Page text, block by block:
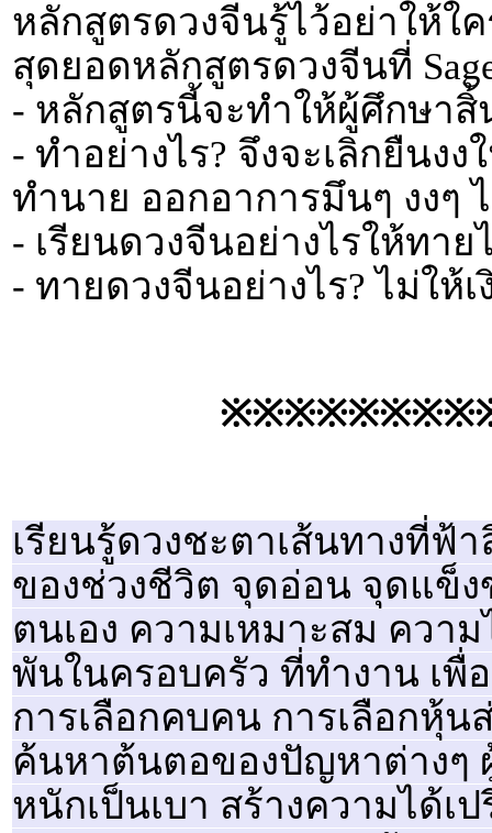
หลักสูตรดวงจีนรู้ไว้อย่าให้ใ
สุดยอดหลักสูตรดวงจีนที่
- หลักสูตรนี้จะทำให้ผู้ศึกษา
- ทำอย่างไร? จึงจะเลิกยืนง
ทำนาย ออกอาการมึนๆ งงๆ
- เรียนดวงจีนอย่างไรให้ทาย
- ทายดวงจีนอย่างไร? ไม่ให้เ
เรียนรู้ดวงชะตาเส้นทางที่ฟ้
ของช่วงชีวิต จุดอ่อน จุดแข็
ตนเอง ความเหมาะสม ควา
พันในครอบครัว ที่ทำงาน เพื่
การเลือกคบคน การเลือกหุ้
ค้นหาต้นตอของปัญหาต่างๆ
หนักเป็นเบา สร้างความได้เ